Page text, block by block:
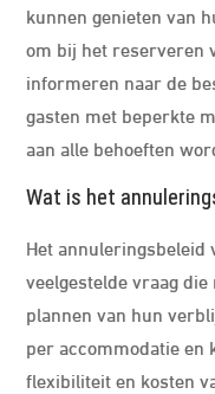
kunnen genieten van
om bij het reserveren
informeren naar de
gasten met beperkte
aan alle behoeften
Wat is het
Het annuleringsbeleid
veelgestelde vraag
plannen van hun
per accommodatie en
flexibiliteit en kosten